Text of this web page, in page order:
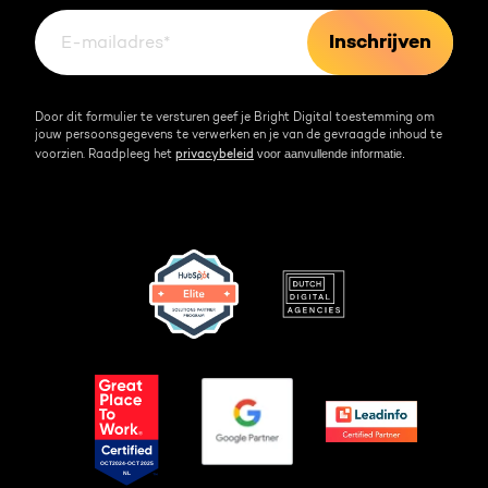
Kennisbank
Door dit formulier te versturen geef je Bright Digital toestemming om
jouw persoonsgegevens te verwerken en je van de gevraagde inhoud te
voorzien. Raadpleeg het privacybeleid voor aanvullende informatie.